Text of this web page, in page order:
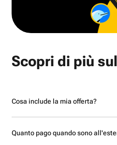
Scopri di più
Cosa include la mia offerta?
Quanto pago quando sono